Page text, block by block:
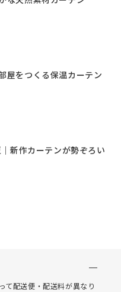
屋をつくる保温カーテン
新作カーテンが勢ぞろい
て配送便・配送料が異なり